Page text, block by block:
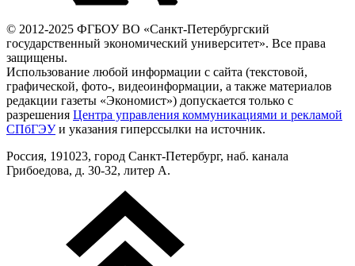
© 2012-2025 ФГБОУ ВО «Санкт-Петербургский
государственный экономический университет». Все права
защищены.
Использование любой информации с сайта (текстовой,
графической, фото-, видеоинформации, а также материалов
редакции газеты «Экономист») допускается только с
разрешения Центра управления коммуникациями и рекламой
СПбГЭУи указания гиперссылки на источник.
Россия, 191023, город Санкт-Петербург, наб. канала
Грибоедова, д. 30-32, литер А.